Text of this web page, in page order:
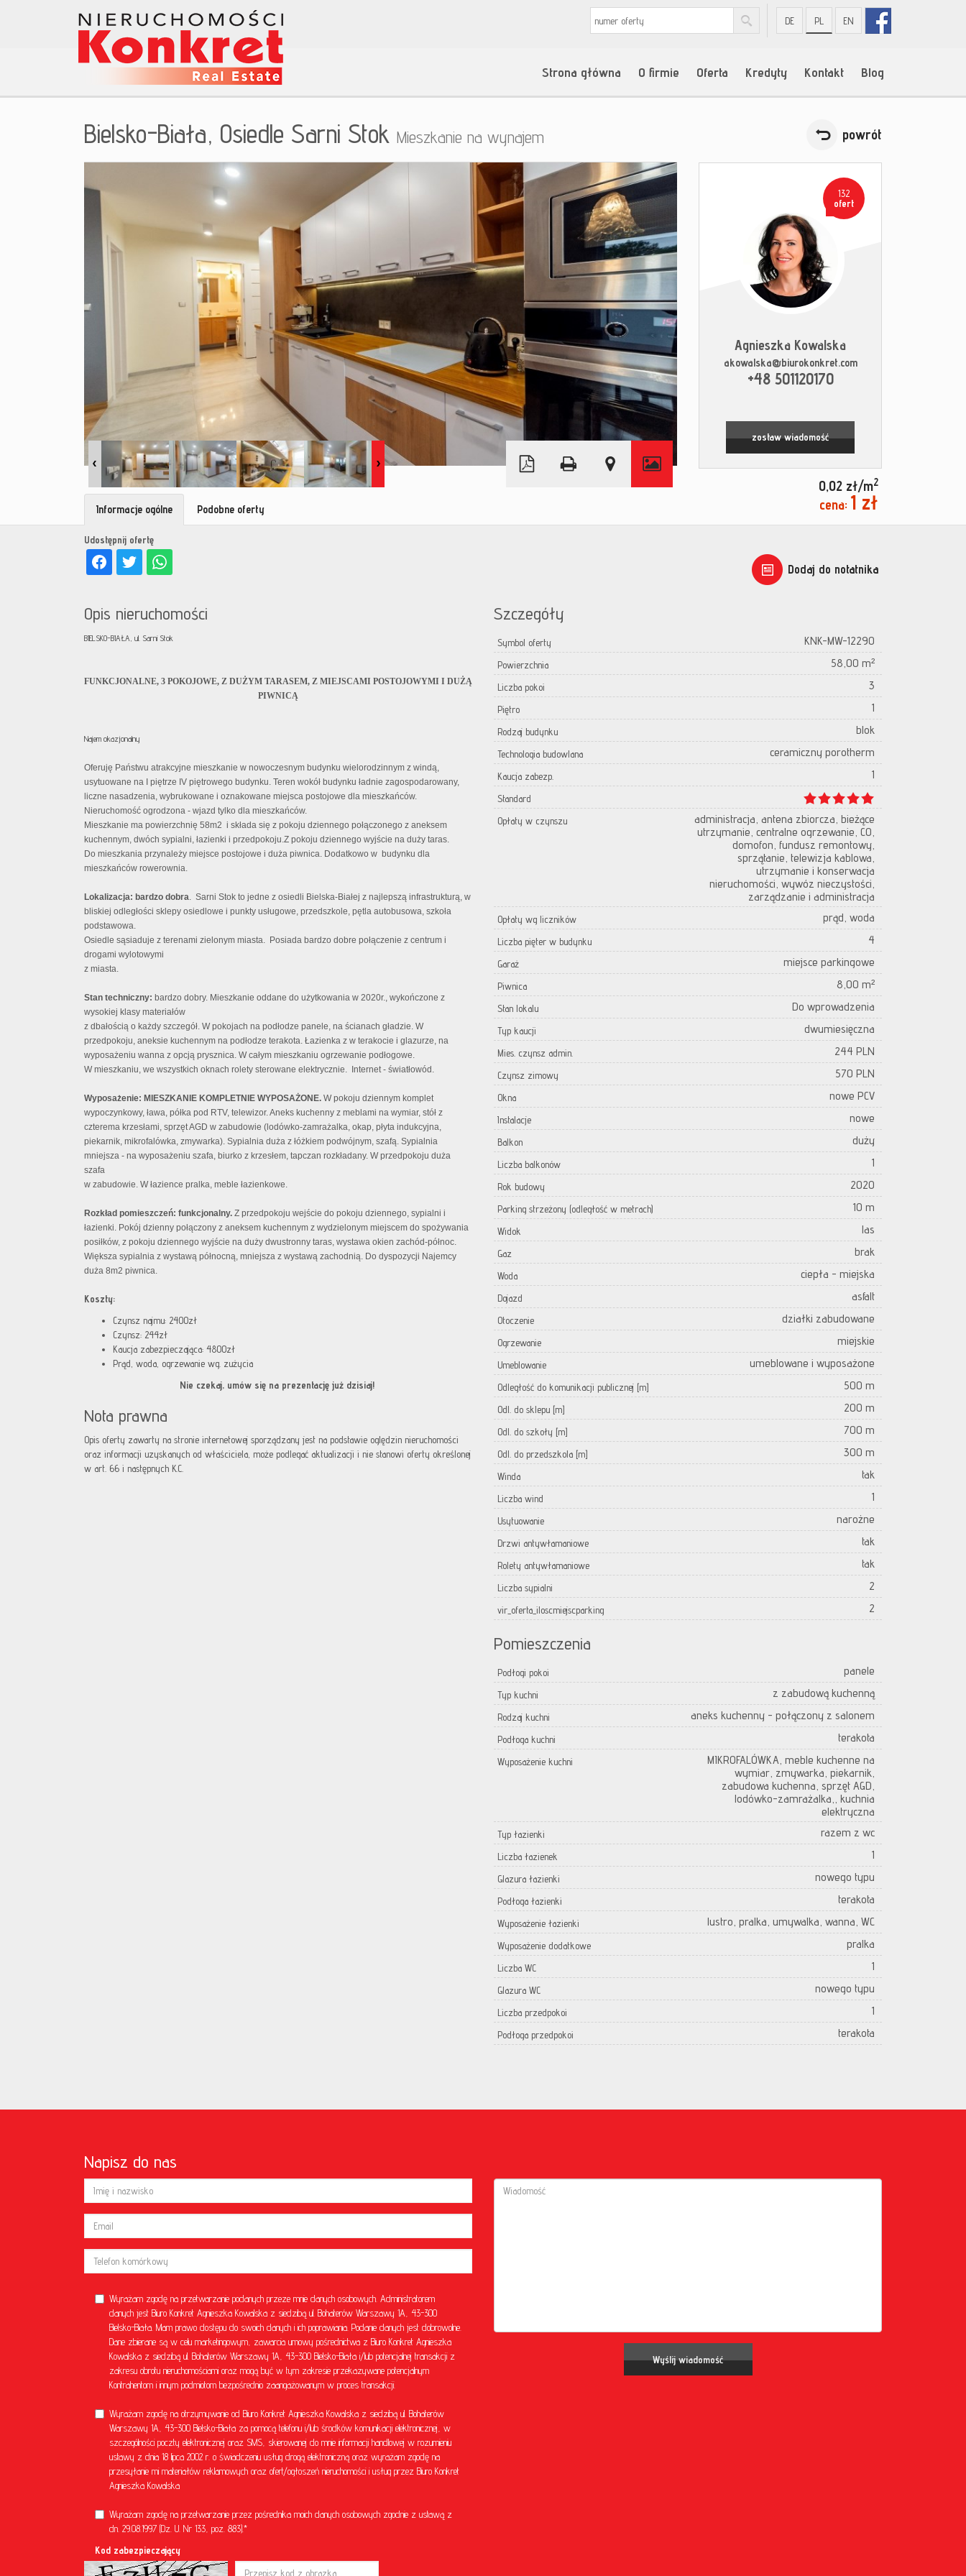
DE PL EN
Strona główna O firmie Oferta Kredyty Kontakt Blog
Bielsko-Biała, Osiedle Sarni Stok Mieszkanie na wynajem powrót
−
Leaflet|© MapTiler ©OpenStreetMap contributors
132
ofert
Agnieszka Kowalska
akowalska@biurokonkret.com
+48 501120170
zostaw wiadomość
0,02 zł/m2
cena: 1 zł
Dodaj do notatnika
Udostępnij ofertę
Informacje ogólne Podobne oferty
Opis nieruchomości
BIELSKO-BIAŁA, ul. Sarni Stok
FUNKCJONALNE, 3 POKOJOWE, Z DUŻYM TARASEM, Z MIEJSCAMI POSTOJOWYMI I DUŻĄ
PIWNICĄ
Najem okazjonalny
Oferuję Państwu atrakcyjne mieszkanie w nowoczesnym budynku wielorodzinnym z windą,
usytuowane na I piętrze IV piętrowego budynku. Teren wokół budynku ładnie zagospodarowany,
liczne nasadzenia, wybrukowane i oznakowane miejsca postojowe dla mieszkańców.
Nieruchomość ogrodzona - wjazd tylko dla mieszkańców.
Mieszkanie ma powierzchnię 58m2 i składa się z pokoju dziennego połączonego z aneksem
kuchennym, dwóch sypialni, łazienki i przedpokoju.​Z pokoju dziennego wyjście na duży taras.
Do mieszkania przynależy miejsce postojowe i duża piwnica. Dodatkowo w budynku dla
mieszkańców rowerownia.
Lokalizacja: bardzo dobra. Sarni Stok to jedne z osiedli Bielska-Białej z najlepszą infrastrukturą, w
bliskiej odległości sklepy osiedlowe i punkty usługowe, przedszkole, pętla autobusowa, szkoła
podstawowa.
Osiedle sąsiaduje z terenami zielonym miasta. Posiada bardzo dobre połączenie z centrum i
drogami wylotowymi
z miasta.
Stan techniczny: bardzo dobry. Mieszkanie oddane do użytkowania w 2020r., wykończone z
wysokiej klasy materiałów
z dbałością o każdy szczegół. W pokojach na podłodze panele, na ścianach gładzie. W
przedpokoju, aneksie kuchennym na podłodze terakota. Łazienka z w terakocie i glazurze, na
wyposażeniu wanna z opcją prysznica. W całym mieszkaniu ogrzewanie podłogowe.
W mieszkaniu, we wszystkich oknach rolety sterowane elektrycznie. Internet - światłowód.
Wyposażenie: MIESZKANIE KOMPLETNIE WYPOSAŻONE. W pokoju dziennym komplet
wypoczynkowy, ława, półka pod RTV, telewizor. Aneks kuchenny z meblami na wymiar, stół z
czterema krzesłami, sprzęt AGD w zabudowie (lodówko-zamrażalka, okap, płyta indukcyjna,
piekarnik, mikrofalówka, zmywarka). Sypialnia duża z łóżkiem podwójnym, szafą. Sypialnia
mniejsza - na wyposażeniu szafa, biurko z krzesłem, tapczan rozkładany. W przedpokoju duża
szafa
w zabudowie. W łazience pralka, meble łazienkowe.
Rozkład pomieszczeń: funkcjonalny. Z przedpokoju wejście do pokoju dziennego, sypialni i
łazienki. Pokój dzienny połączony z aneksem kuchennym z wydzielonym miejscem do spożywania
posiłków, z pokoju dziennego wyjście na duży dwustronny taras, wystawa okien zachód-północ.
Większa sypialnia z wystawą północną, mniejsza z wystawą zachodnią. Do dyspozycji Najemcy
duża 8m2 piwnica.
Koszty:
Czynsz najmu: 2400zł
Czynsz: 244zł
Kaucja zabezpieczająca: 4800zł
Prąd, woda, ogrzewanie wg. zużycia
Nie czekaj, umów się na prezentację już dzisiaj!
Nota prawna
Opis oferty zawarty na stronie internetowej sporządzany jest na podstawie oględzin nieruchomości
oraz informacji uzyskanych od właściciela, może podlegać aktualizacji i nie stanowi oferty określonej
w art. 66 i następnych K.C.
Szczegóły
Symbol oferty KNK-MW-12290
Powierzchnia 58,00 m²
Liczba pokoi 3
Piętro 1
Rodzaj budynku blok
Technologia budowlana ceramiczny porotherm
Kaucja zabezp. 1
Standard
Opłaty w czynszu
administracja, antena zbiorcza, bieżące
utrzymanie, centralne ogrzewanie, CO,
domofon, fundusz remontowy,
sprzątanie, telewizja kablowa,
utrzymanie i konserwacja
nieruchomości, wywóz nieczystości,
zarządzanie i administracja
Opłaty wg liczników prąd, woda
Liczba pięter w budynku 4
Garaż miejsce parkingowe
Piwnica 8,00 m²
Stan lokalu Do wprowadzenia
Typ kaucji dwumiesięczna
Mies. czynsz admin. 244 PLN
Czynsz zimowy 570 PLN
Okna nowe PCV
Instalacje nowe
Balkon duży
Liczba balkonów 1
Rok budowy 2020
Parking strzeżony (odległość w metrach) 10 m
Widok las
Gaz brak
Woda ciepła - miejska
Dojazd asfalt
Otoczenie działki zabudowane
Ogrzewanie miejskie
Umeblowanie umeblowane i wyposażone
Odległość do komunikacji publicznej [m] 500 m
Odl. do sklepu [m] 200 m
Odl. do szkoły [m] 700 m
Odl. do przedszkola [m] 300 m
Winda tak
Liczba wind 1
Usytuowanie narożne
Drzwi antywłamaniowe tak
Rolety antywłamaniowe tak
Liczba sypialni 2
vir_oferta_iloscmiejscparking 2
Pomieszczenia
Podłogi pokoi panele
Typ kuchni z zabudową kuchenną
Rodzaj kuchni aneks kuchenny - połączony z salonem
Podłoga kuchni terakota
Wyposażenie kuchni
MIKROFALÓWKA, meble kuchenne na
wymiar, zmywarka, piekarnik,
zabudowa kuchenna, sprzęt AGD,
lodówko-zamrażalka,, kuchnia
elektryczna
Typ łazienki razem z wc
Liczba łazienek 1
Glazura łazienki nowego typu
Podłoga łazienki terakota
Wyposażenie łazienki lustro, pralka, umywalka, wanna, WC
Wyposażenie dodatkowe pralka
Liczba WC 1
Glazura WC nowego typu
Liczba przedpokoi 1
Podłoga przedpokoi terakota
Napisz do nas
Wyrażam zgodę na przetwarzanie podanych przeze mnie danych osobowych. Administratorem
danych jest Biuro Konkret Agnieszka Kowalska z siedzibą ul. Bohaterów Warszawy 1A, 43-300
Bielsko-Biała. Mam prawo dostępu do swoich danych i ich poprawiania. Podanie danych jest dobrowolne.
Dane zbierane są w celu marketingowym, zawarcia umowy pośrednictwa z Biuro Konkret Agnieszka
Kowalska z siedzibą ul. Bohaterów Warszawy 1A, 43-300 Bielsko-Biała i/lub potencjalnej transakcji z
zakresu obrotu nieruchomościami oraz mogą być w tym zakresie przekazywane potencjalnym
Kontrahentom i innym podmiotom bezpośrednio zaangażowanym w proces transakcji.
Wyrażam zgodę na otrzymywanie od Biuro Konkret Agnieszka Kowalska z siedzibą ul. Bohaterów
Warszawy 1A, 43-300 Bielsko-Biała za pomocą telefonu i/lub środków komunikacji elektronicznej, w
szczególności poczty elektronicznej oraz SMS, skierowanej do mnie informacji handlowej w rozumieniu
ustawy z dnia 18 lipca 2002 r. o świadczeniu usług drogą elektroniczną oraz wyrażam zgodę na
przesyłanie mi materiałów reklamowych oraz ofert/ogłoszeń nieruchomości i usług przez Biuro Konkret
Agnieszka Kowalska
Wyrażam zgodę na przetwarzanie przez pośrednika moich danych osobowych zgodnie z ustawą z
dn. 29.08.1997 (Dz. U. Nr 133, poz. 883).*
Kod zabezpieczający